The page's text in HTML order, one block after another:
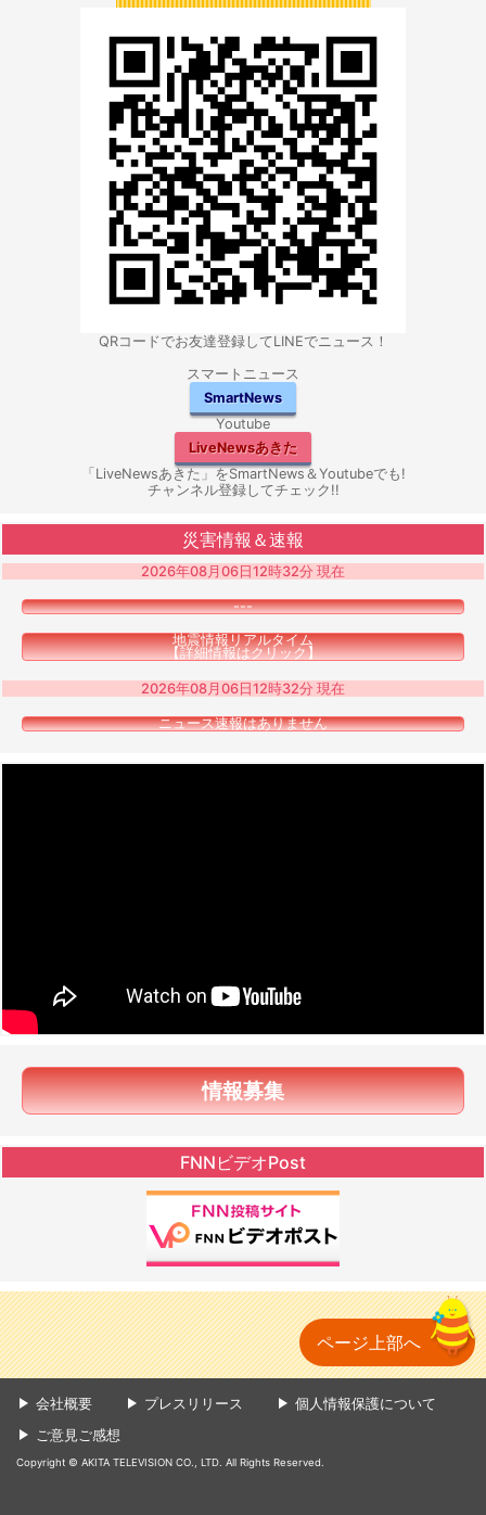
QRコードでお友達登録してLINEでニュース！
スマートニュース
SmartNews
Youtube
LiveNewsあきた
「LiveNewsあきた」をSmartNews＆Youtubeでも!
チャンネル登録してチェック!!
災害情報＆速報
2026年08月06日12時32分 現在
---
地震情報リアルタイム
【詳細情報はクリック】
2026年08月06日12時32分 現在
ニュース速報はありません
情報募集
FNNビデオPost
ページ上部へ
会社概要 プレスリリース
個人情報保護について
ご意見ご感想
Copyright © AKITA TELEVISION CO., LTD. All Rights Reserved.